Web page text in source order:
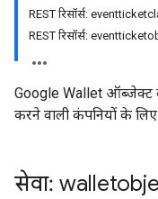
REST रिसॉर्स:
REST रिसॉर्स:
Google Wallet ऑब्जेक्ट
करने वाली कंपनियों के
सेवा: